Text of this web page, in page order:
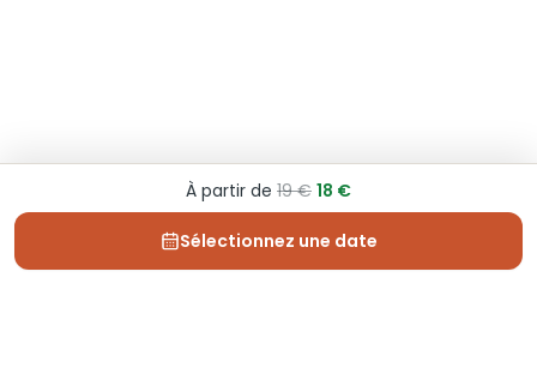
À partir de 19 € 18 €
Sélectionnez une date